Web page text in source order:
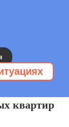
квартир